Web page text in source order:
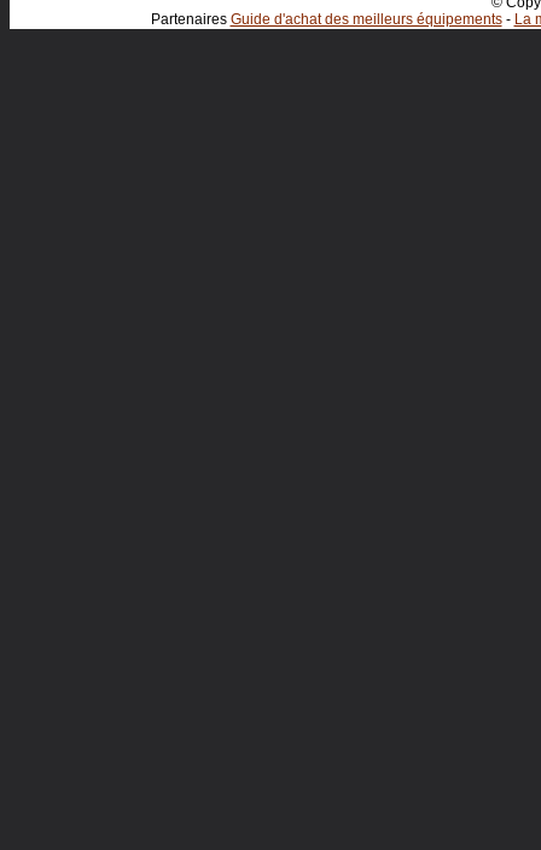
Partenaires Guide d'achat des meilleurs équipements- La